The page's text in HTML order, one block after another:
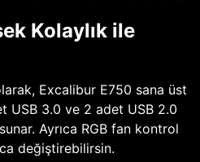
Kolaylık ile
Excalibur E750 sana üst
USB 3.0 ve 2 adet USB 2.0
Ayrıca RGB fan kontrol
değiştirebilirsin.